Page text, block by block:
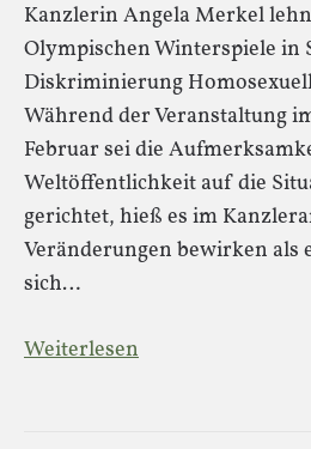
Kanzlerin Angela Merkel
Olympischen Winterspiele in
Diskriminierung
Während der Veranstaltung
Februar sei die
Weltöffentlichkeit auf die
gerichtet, hieß es im
Veränderungen bewirken als
sich…
Weiterlesen